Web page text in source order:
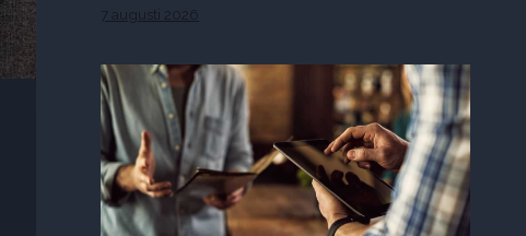
7 augusti 2026